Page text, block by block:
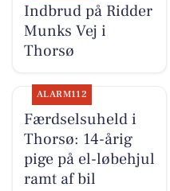
Indbrud på Ridder
Munks Vej i
Thorsø
ALARM112
Færdselsuheld i
Thorsø: 14-årig
pige på el-løbehjul
ramt af bil